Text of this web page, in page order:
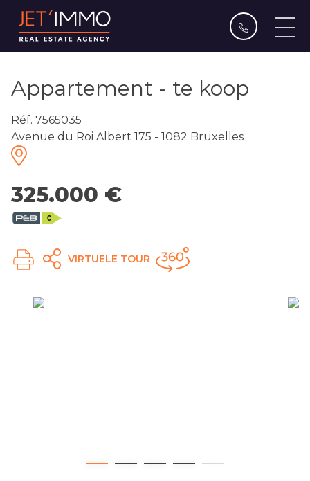
Appartement - te koop
Réf. 7565035
Avenue du Roi Albert 175 - 1082 Bruxelles
325.000 €
VIRTUELE TOUR